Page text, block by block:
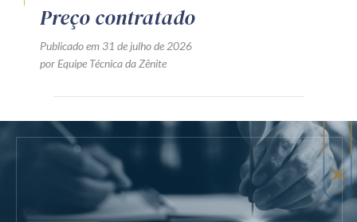
Preço contratado
Publicado em 31 de julho de 2026
por Equipe Técnica da Zênite